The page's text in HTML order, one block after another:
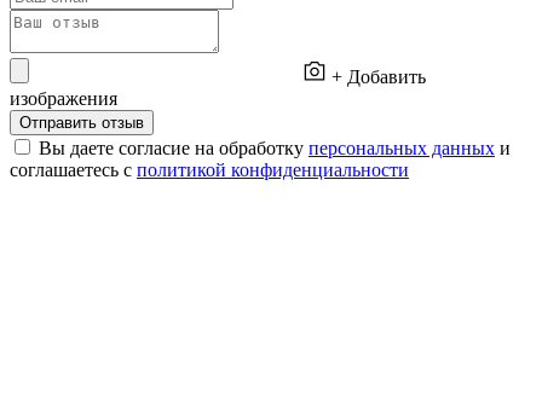
+ Добавить
изображения
Отправить отзыв
Вы даете согласие на обработку персональных данных и
соглашаетесь с политикой конфиденциальности